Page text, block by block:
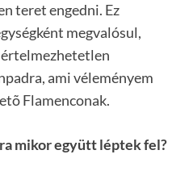
teret engedni. Ez
megvalósul,
ami véleményem
Flamenconak.
mikor együtt léptek fel?